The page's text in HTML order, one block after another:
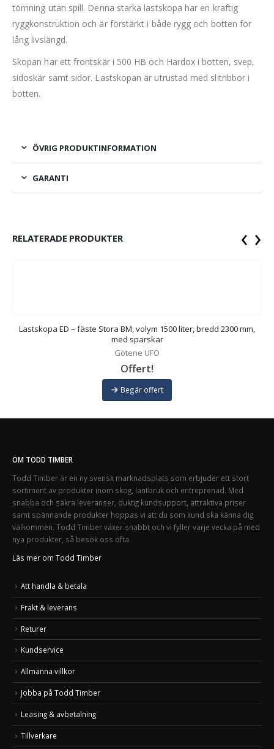
tömning utan spill. Denna starka lastskopa har en kraftig
ryggkonstruktion och är förstärkt i både rygg och botten för
lång livslängd.
Skopan har ett frontskär i 500 HB och Hardox i botten, svep,
sidoskär samt sidor. Lastskopan är utrustad med slitribbor i
botten.
ÖVRIG PRODUKTINFORMATION
GARANTI
RELATERADE PRODUKTER
Lastskopa ED – fäste Stora BM, volym 1500 liter, bredd 2300 mm,
med sparskär
Götene UFO
Offert!
Begär offert
‹ ›
OM TODD TIMBER
Todd Timber är en ny svensk marknadsplats som erbjuder ett stort
sortiment av produkter inom skog, lantbruk och entreprenad. Med
snabba och säkra leveranser, duktig kundsupport, attraktiva priser
samt spännande produkter hoppas vi att du som kund ska känna dig
välkommen. Todd Timber växer snabbt och vi fyller varje vecka på med
nya produkter, så besök oss ofta.
Läs mer om Todd Timber
Att handla & betala
Frakt & leverans
Returer
Kundservice
Allmänna villkor
Jobba på Todd Timber
Leasing & avbetalning
Tillverkare